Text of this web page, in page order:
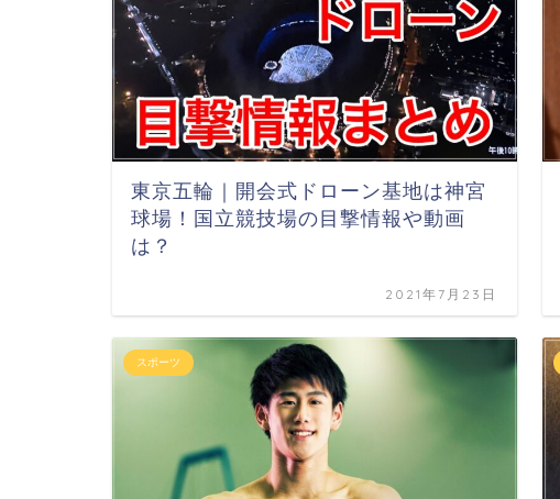
東京五輪｜開会式ドローン基地は神宮
球場！国立競技場の目撃情報や動画
は？
2021年7月23日
スポーツ